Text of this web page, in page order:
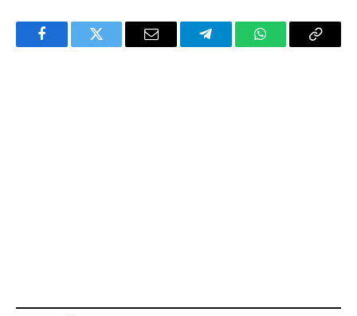
FacebookTwitter Email TelegramWhatsAppCopy